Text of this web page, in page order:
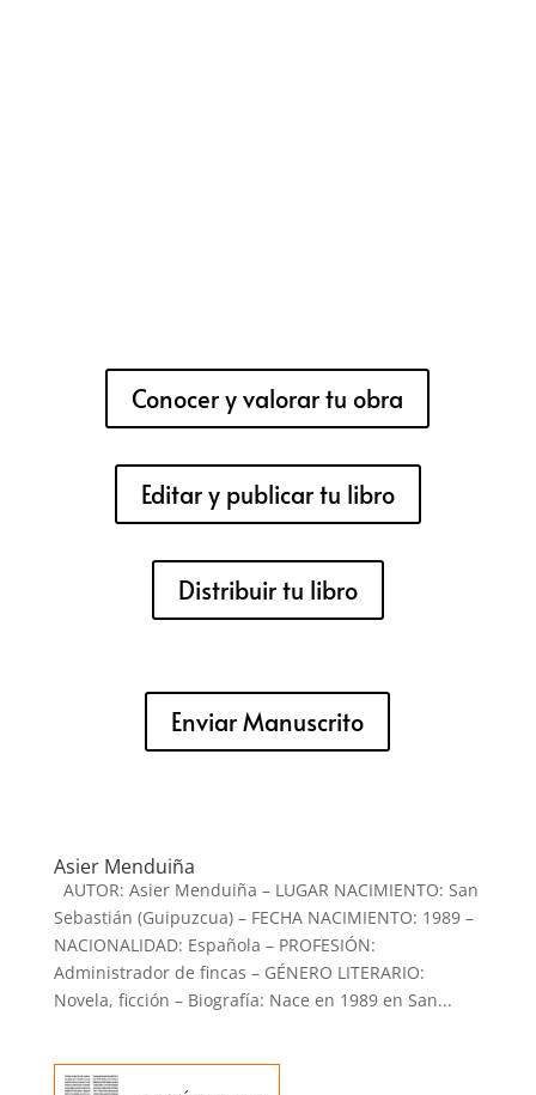
Conocer y valorar tu obra
Editar y publicar tu libro
Distribuir tu libro
Enviar Manuscrito
Asier Menduiña
AUTOR: Asier Menduiña – LUGAR NACIMIENTO: San
Sebastián (Guipuzcua) – FECHA NACIMIENTO: 1989 –
NACIONALIDAD: Española – PROFESIÓN:
Administrador de fincas – GÉNERO LITERARIO:
Novela, ficción – Biografía: Nace en 1989 en San...